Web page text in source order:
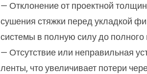
— Отклонение от проектной
сушения стяжки перед укладкой
системы в полную силу до
— Отсутствие или неправильная
ленты, что увеличивает потери